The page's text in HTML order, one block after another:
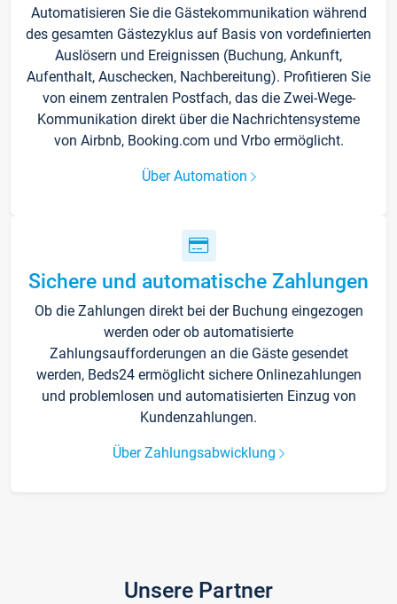
Automatisieren Sie die Gästekommunikation während
des gesamten Gästezyklus auf Basis von vordefinierten
Auslösern und Ereignissen (Buchung, Ankunft,
Aufenthalt, Auschecken, Nachbereitung). Profitieren Sie
von einem zentralen Postfach, das die Zwei-Wege-
Kommunikation direkt über die Nachrichtensysteme
von Airbnb, Booking.com und Vrbo ermöglicht.
Über Automation
Sichere und automatische Zahlungen
Ob die Zahlungen direkt bei der Buchung eingezogen
werden oder ob automatisierte
Zahlungsaufforderungen an die Gäste gesendet
werden, Beds24 ermöglicht sichere Onlinezahlungen
und problemlosen und automatisierten Einzug von
Kundenzahlungen.
Über Zahlungsabwicklung
Unsere Partner